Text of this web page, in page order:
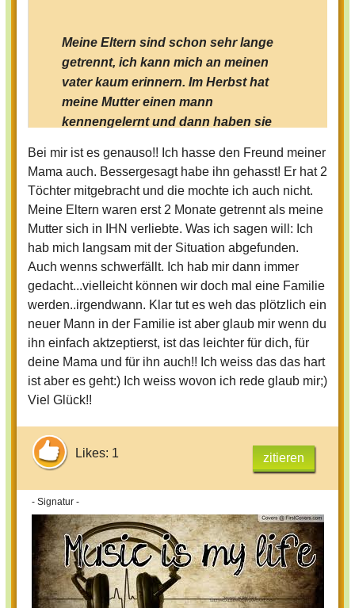
Meine Eltern sind schon sehr lange
getrennt, ich kann mich an meinen
vater kaum erinnern. Im Herbst hat
meine Mutter einen mann
kennengelernt und dann haben sie
Ich fand das zwar nicht so doll, aber
ich dachte mir, das geht mich
eigentlich nix an. Aber im mai hat
meine mutter mich gezwungen, von
deutschland nach Österreich zu
ziehen, obwohl ich in Deutschjland
Freunde hatte. Wir wohnen jetzt mit
ihrem komischen Freund zusammen.
Ich hasse ihn! Er war vorher meistens
nett zu mir, aber seit wir zusammen
wohnen, mag ich ihn nicht mehr. Er
knutscht immer mit meiner mutter
herum, wenn ich dabei bin und es
zu dritt eine familie, dabei gehört er
eigentlich nicht zu uns dazu.
weiß ich und ich will nicht nett zu ihm
sein. Er darf mein Zimmer nicht
betreten. ich hab ihm mein zeugnis
gezeigt, aber er darf es nicht anfassen
und auf meine chorauftritte erlaube ich
ihm nur hinzugehen, weil das
Bei mir ist es genauso!! Ich hasse den Freund meiner
Mama auch. Bessergesagt habe ihn gehasst! Er hat 2
Töchter mitgebracht und die mochte ich auch nicht.
Meine Eltern waren erst 2 Monate getrennt als meine
Mutter sich in IHN verliebte. Was ich sagen will: Ich
hab mich langsam mit der Situation abgefunden.
Auch wenns schwerfällt. Ich hab mir dann immer
gedacht...vielleicht können wir doch mal eine Familie
werden..irgendwann. Klar tut es weh das plötzlich ein
neuer Mann in der Familie ist aber glaub mir wenn du
ihn einfach aktzeptierst, ist das leichter für dich, für
deine Mama und für ihn auch!! Ich weiss das das hart
ist aber es geht:) Ich weiss wovon ich rede glaub mir;)
Viel Glück!!
Likes: 1 zitieren
- Signatur -